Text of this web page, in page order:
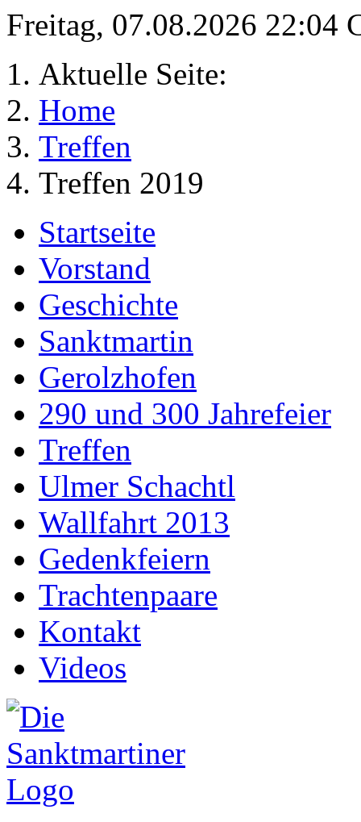
Freitag, 07.08.2026 22:04
Aktuelle Seite:
Home
Treffen
Treffen 2019
Startseite
Vorstand
Geschichte
Sanktmartin
Gerolzhofen
290 und 300 Jahrefeier
Treffen
Ulmer Schachtl
Wallfahrt 2013
Gedenkfeiern
Trachtenpaare
Kontakt
Videos